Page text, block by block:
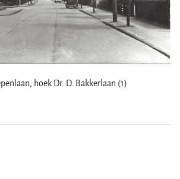
hoek Dr. D. Bakkerlaan (1)